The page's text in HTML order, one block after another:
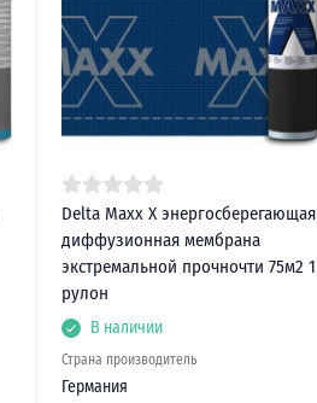
Delta Maxx X энергосберегающая
диффузионная мембрана
экстремальной прочночти 75м2 1
рулон
В наличии
Страна производитель
Германия